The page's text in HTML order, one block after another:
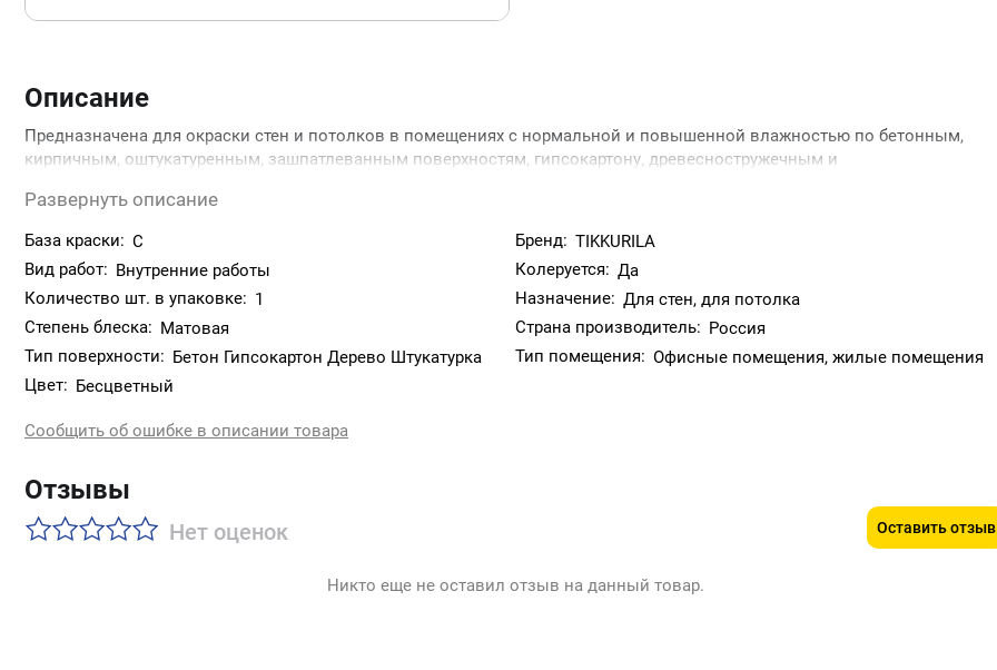
Описание
Предназначена для окраски стен и потолков в помещениях с нормальной и повышенной влажностью по бетонным,
кирпичным, оштукатуренным, зашпатлеванным поверхностям, гипсокартону, древесностружечным и
лечебно-профилактических учреждений.
Расход: 10-12 м²/л по ровной невпитывающей поверхности; 7-9 м²/л по неровной впитывающей поверхности.
Развернуть описание
База краски: C Бренд: TIKKURILA
Вид работ: Внутренние работы Колеруется: Да
Количество шт. в упаковке: 1 Назначение: Для стен, для потолка
Степень блеска: Матовая Страна производитель: Россия
Тип поверхности: Бетон Гипсокартон Дерево Штукатурка Тип помещения: Офисные помещения, жилые помещения
Цвет: Бесцветный
Сообщить об ошибке в описании товара
Отзывы
Нет оценок Оставить отзыв
Никто еще не оставил отзыв на данный товар.